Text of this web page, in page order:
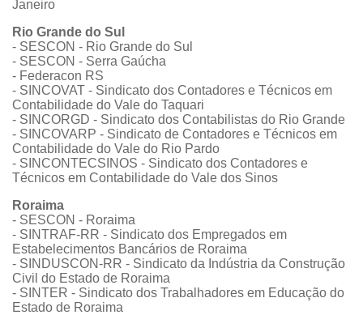
Janeiro
Rio Grande do Sul
- SESCON - Rio Grande do Sul
- SESCON - Serra Gaúcha
- Federacon RS
- SINCOVAT - Sindicato dos Contadores e Técnicos em
Contabilidade do Vale do Taquari
- SINCORGD - Sindicato dos Contabilistas do Rio Grande
- SINCOVARP - Sindicato de Contadores e Técnicos em
Contabilidade do Vale do Rio Pardo
- SINCONTECSINOS - Sindicato dos Contadores e
Técnicos em Contabilidade do Vale dos Sinos
Roraima
- SESCON - Roraima
- SINTRAF-RR - Sindicato dos Empregados em
Estabelecimentos Bancários de Roraima
- SINDUSCON-RR - Sindicato da Indústria da Construção
Civil do Estado de Roraima
- SINTER - Sindicato dos Trabalhadores em Educação do
Estado de Roraima